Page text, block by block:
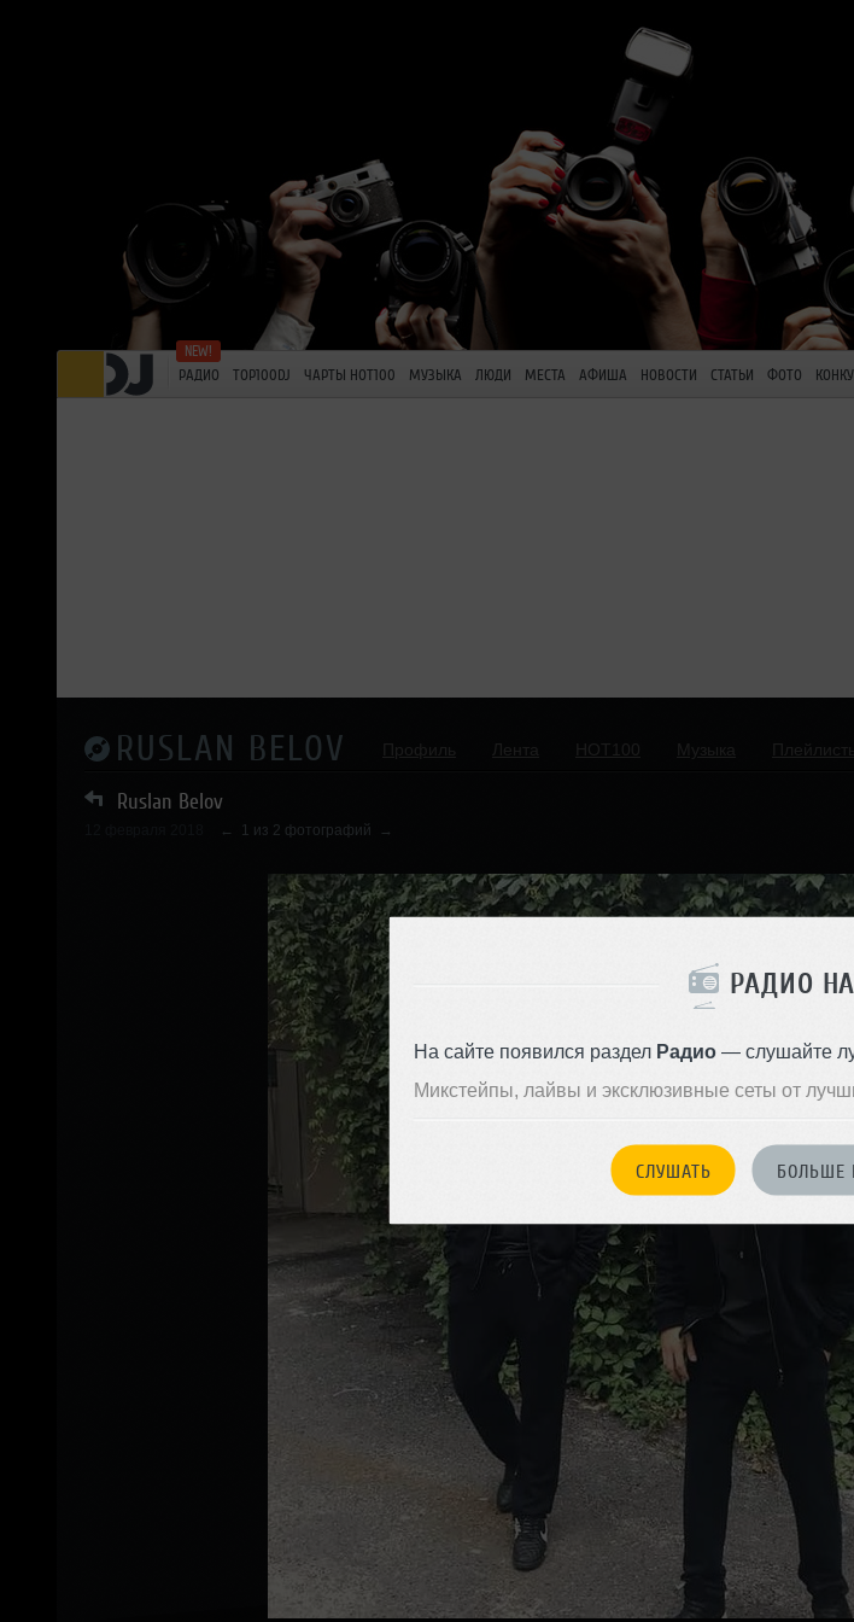
РАДИО НА
На сайте появился раздел Радио— слушайте
Микстейпы, лайвы и эксклюзивные сеты от
СЛУШАТЬ БОЛЬШЕ
РАДИО TOP100DJ ЧАРТЫ HOT100 МУЗЫКА ЛЮДИ МЕСТА АФИША НОВОСТИ СТАТЬИ ФОТО
RUSLAN BELOV
Ruslan Belov
← 1 из 2 фотографий →